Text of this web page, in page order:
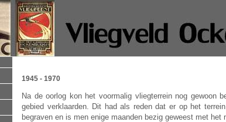
1945 - 1970
Na de oorlog kon het voormalig vliegterrein nog
gebied verklaarden. Dit had als reden dat er op het
begraven en is men enige maanden bezig geweest met het